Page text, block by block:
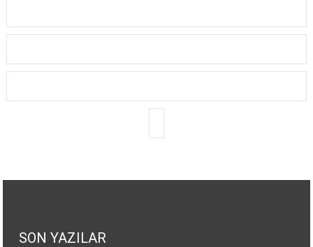
SON YAZILAR